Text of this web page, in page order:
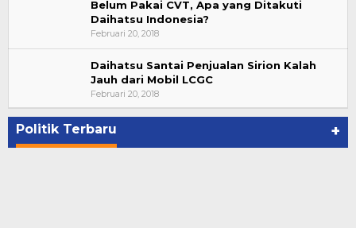
Belum Pakai CVT, Apa yang Ditakuti
Daihatsu Indonesia?
Februari 20, 2018
Daihatsu Santai Penjualan Sirion Kalah
Jauh dari Mobil LCGC
Februari 20, 2018
Politik Terbaru +
Suharto Dipercaya Jadi Dewan Pengawas PP
PBSI 2020-2024
Di NASIONAL, POLITIK